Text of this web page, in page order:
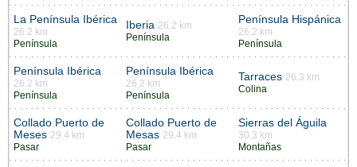
La Península Ibérica
26.2 km
Península
Iberia 26.2 km
Península
Península Hispánica
26.2 km
Península
Península Ibérica
26.2 km
Península
Península Ibérica
26.2 km
Península
Tarraces 26.3 km
Colina
Collado Puerto de
Meses 29.4 km
Pasar
Collado Puerto de
Mesas 29.4 km
Pasar
Sierras del Águila
30.3 km
Montañas